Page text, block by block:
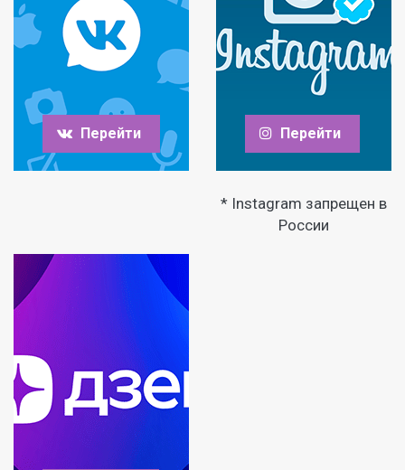
Перейти Перейти
* Instagram запрещен в
России